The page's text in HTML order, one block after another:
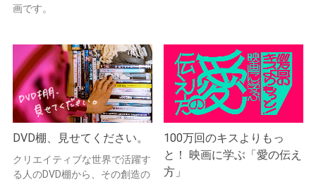
画です。
DVD棚、見せてください。
クリエイティブな世界で活躍す
る人のDVD棚から、その創造の
100万回のキスよりもっ
と！ 映画に学ぶ「愛の伝え
方」